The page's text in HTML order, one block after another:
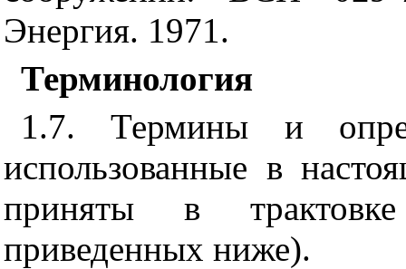
Энергия. 1971.
Терминология
1.7. Термины и
использованные в
приняты в
приведенных ниже).